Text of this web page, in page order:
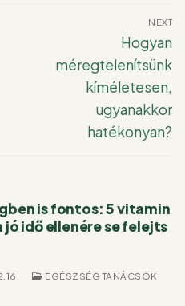
NEXT
Next
post:
Hogyan
méregtelenítsünk
kíméletesen,
ugyanakkor
hatékonyan?
is fontos: 5 vitamin
jó idő ellenére se felejts
EGÉSZSÉG TANÁCSOK